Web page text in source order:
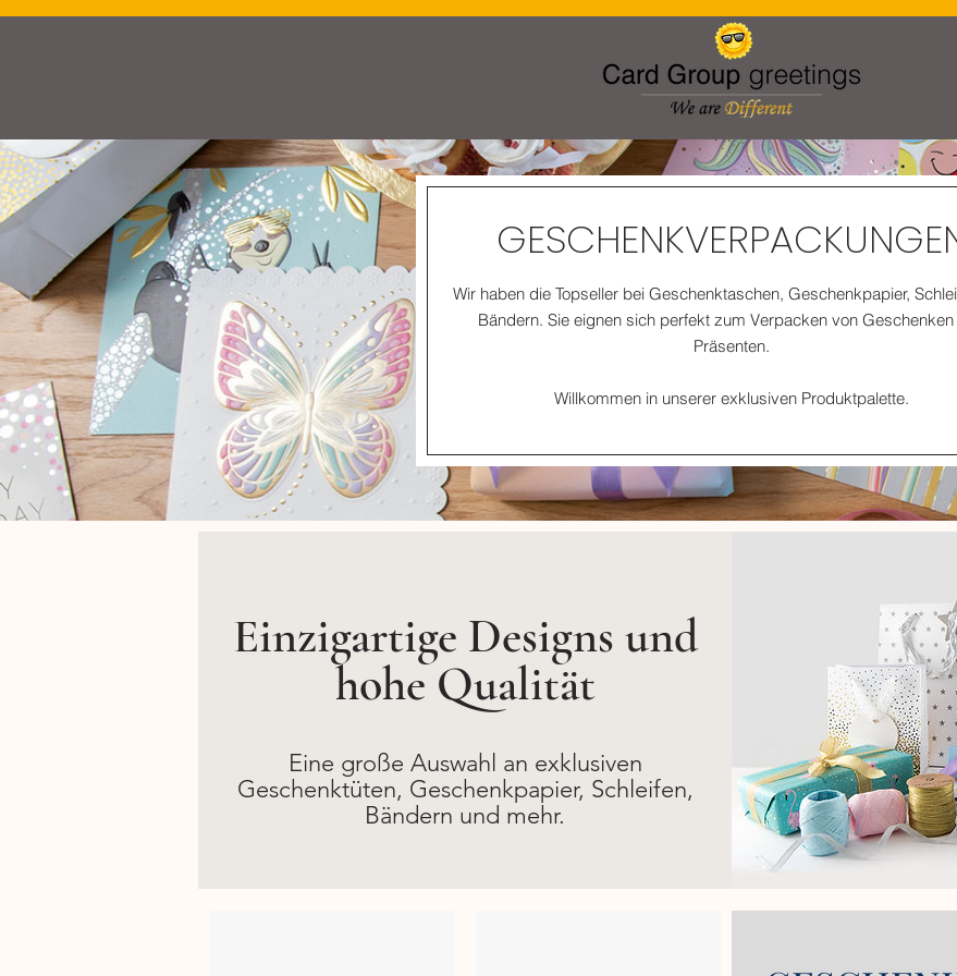
NACHHALTIGKEIT UNSERE GESCHICHTE
Wir haben die Topseller bei Geschenktaschen, Geschenkpapier,
Bändern. Sie eignen sich perfekt zum Verpacken von Geschenken
Präsenten.
Willkommen in unserer exklusiven Produktpalette.
Einzigartige Designs und
hohe Qualität
Eine große Auswahl an exklusiven
Geschenktüten, Geschenkpapier, Schleifen,
Bändern und mehr.